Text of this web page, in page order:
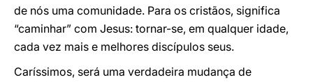
de nós uma comunidade. Para os cristãos, significa
“caminhar” com Jesus: tornar-se, em qualquer idade,
cada vez mais e melhores discípulos seus.
Caríssimos, será uma verdadeira mudança de